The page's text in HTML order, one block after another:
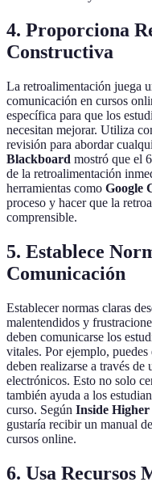
4. Proporciona
Constructiva
La retroalimentación juega
comunicación en cursos
específica para que los
necesitan mejorar. Utiliza
revisión para abordar
Blackboard mostró que el
de la retroalimentación
herramientas como Google
proceso y hacer que la
comprensible.
5. Establece
Comunicación
Establecer normas claras
malentendidos y
deben comunicarse los
vitales. Por ejemplo,
deben realizarse a través
electrónicos. Esto no solo
también ayuda a los
curso. Según Inside Higher
gustaría recibir un manual
cursos online.
6. Usa Recursos